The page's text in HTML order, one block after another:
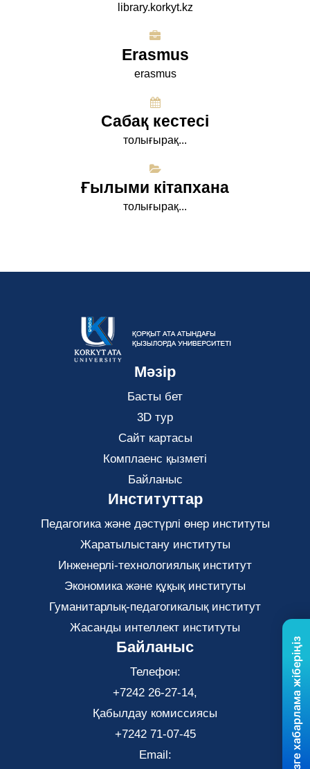
library.korkyt.kz
Erasmus
erasmus
Сабақ кестесі
толығырақ...
Ғылыми кітапхана
толығырақ...
Мәзір
Басты бет
3D тур
Сайт картасы
Комплаенс қызметі
Байланыс
Институттар
Педагогика және дәстүрлі өнер институты
Жаратылыстану институты
Инженерлі-технологиялық институт
Экономика және құқық институты
Гуманитарлық-педагогикалық институт
Жасанды интеллект институты
Байланыс
Телефон:
+7242 26-27-14,
Қабылдау комиссиясы
+7242 71-07-45
Email:
Бізге хабарлама жіберіңіз